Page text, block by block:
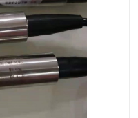
度传感器变送器
容物位计